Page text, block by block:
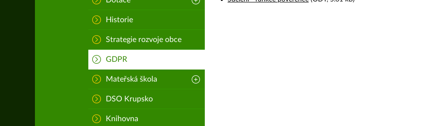
Historie
Strategie rozvoje obce
GDPR
Mateřská škola
DSO Krupsko
Knihovna